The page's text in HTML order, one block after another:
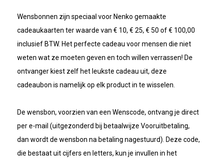
Wensbonnen zijn speciaal voor Nenko gemaakte
cadeaukaarten ter waarde van € 10, € 25, € 50 of € 100,00
inclusief BTW. Het perfecte cadeau voor mensen die niet
weten wat ze moeten geven en toch willen verrassen! De
ontvanger kiest zelf het leukste cadeau uit, deze
cadeaubon is namelijk op elk product in te wisselen.
De wensbon, voorzien van een Wenscode, ontvang je direct
per e-mail (uitgezonderd bij betaalwijze Vooruitbetaling,
dan wordt de wensbon na betaling nagestuurd). Deze code,
die bestaat uit cijfers en letters, kun je invullen in het